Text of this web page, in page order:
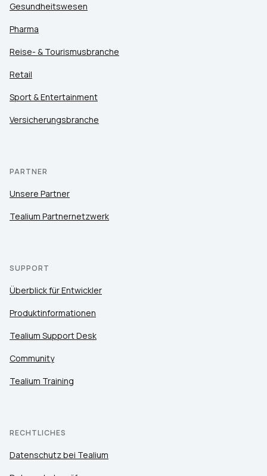
Gesundheitswesen
Pharma
Reise- & Tourismusbranche
Retail
Sport & Entertainment
Versicherungsbranche
PARTNER
Unsere Partner
Tealium Partnernetzwerk
SUPPORT
Überblick für Entwickler
Produktinformationen
Tealium Support Desk
Community
Tealium Training
RECHTLICHES
Datenschutz bei Tealium